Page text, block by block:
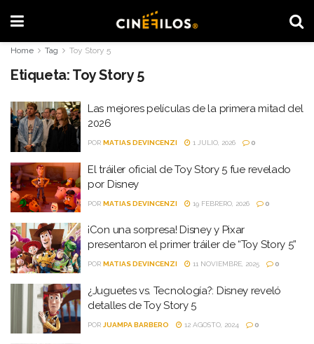
Home Tag Toy Story 5
Etiqueta: Toy Story 5
Las mejores películas de la primera mitad del
2026
POR MATIAS DEVINCENZI 1 JULIO, 2026 0
El tráiler oficial de Toy Story 5 fue revelado
por Disney
POR MATIAS DEVINCENZI 19 FEBRERO, 2026 0
¡Con una sorpresa! Disney y Pixar
presentaron el primer tráiler de “Toy Story 5”
POR MATIAS DEVINCENZI 11 NOVIEMBRE, 2025 0
¿Juguetes vs. Tecnología?: Disney reveló
detalles de Toy Story 5
POR JUAMPA BARBERO 12 AGOSTO, 2024 0